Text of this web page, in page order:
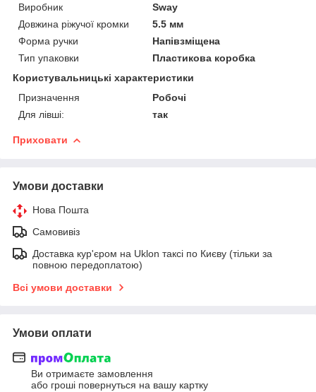
Виробник
Sway
Довжина ріжучої кромки
5.5 мм
Форма ручки
Напівзміщена
Тип упаковки
Пластикова коробка
Користувальницькі характеристики
Призначення
Робочі
Для лівші:
так
Приховати
Умови доставки
Нова Пошта
Самовивіз
Доставка кур'єром на Uklon таксі по Києву (тільки за
повною передоплатою)
Всі умови доставки
Умови оплати
Ви отримаєте замовлення
або гроші повернуться на вашу картку